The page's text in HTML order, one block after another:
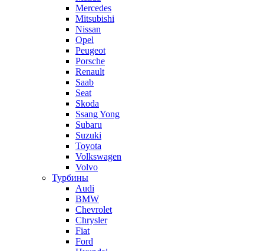
Mercedes
Mitsubishi
Nissan
Opel
Peugeot
Porsche
Renault
Saab
Seat
Skoda
Ssang Yong
Subaru
Suzuki
Toyota
Volkswagen
Volvo
Турбины
Audi
BMW
Chevrolet
Chrysler
Fiat
Ford